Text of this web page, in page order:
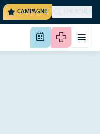
CAMPAGNE CHERCHER